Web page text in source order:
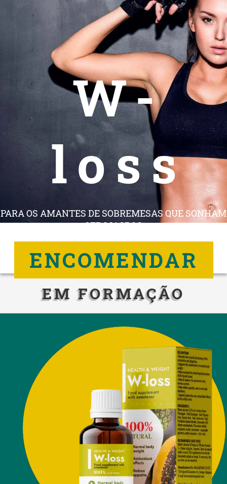
W-
loss
PARA OS AMANTES DE SOBREMESAS QUE SONHAM
SER MAGROS
ENCOMENDAR
EM FORMAÇÃO